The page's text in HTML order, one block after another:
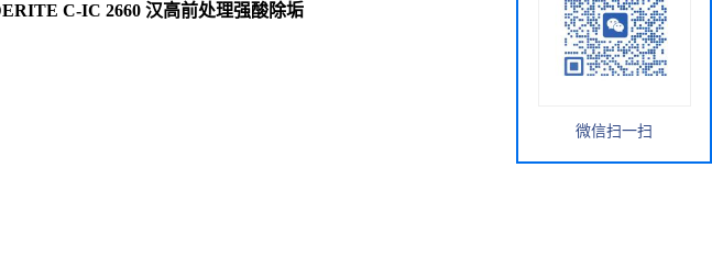
C-IC 2660 汉高前处理强酸除垢
微信扫一扫